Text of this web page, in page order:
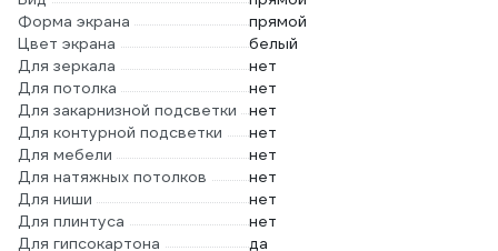
Форма экрана
прямой
Цвет экрана
белый
Для зеркала
нет
Для потолка
нет
Для закарнизной подсветки
нет
Для контурной подсветки
нет
Для мебели
нет
Для натяжных потолков
нет
Для ниши
нет
Для плинтуса
нет
Для гипсокартона
да